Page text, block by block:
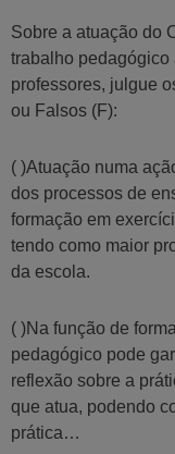
Sobre a atuação do
trabalho
professores, julgue
ou Falsos (F):
( )Atuação numa
dos processos de
formação em
tendo como maior
da escola.
( )Na função de
pedagógico pode
reflexão sobre a
que atua, podendo
prática…